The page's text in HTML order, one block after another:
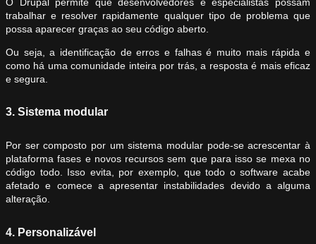
trabalhar e resolver rapidamente qualquer tipo de problema que
possa aparecer graças ao seu código aberto.
Ou seja, a identificação de erros e falhas é muito mais rápida e
como há uma comunidade inteira por trás, a resposta é mais eficaz
e segura.
3. Sistema modular
Por ser composto por um sistema modular pode-se acrescentar à
plataforma fases e novos recursos sem que para isso se mexa no
código todo. Isso evita, por exemplo, que todo o software acabe
afetado e comece a apresentar instabilidades devido a alguma
alteração.
4. Personalizável